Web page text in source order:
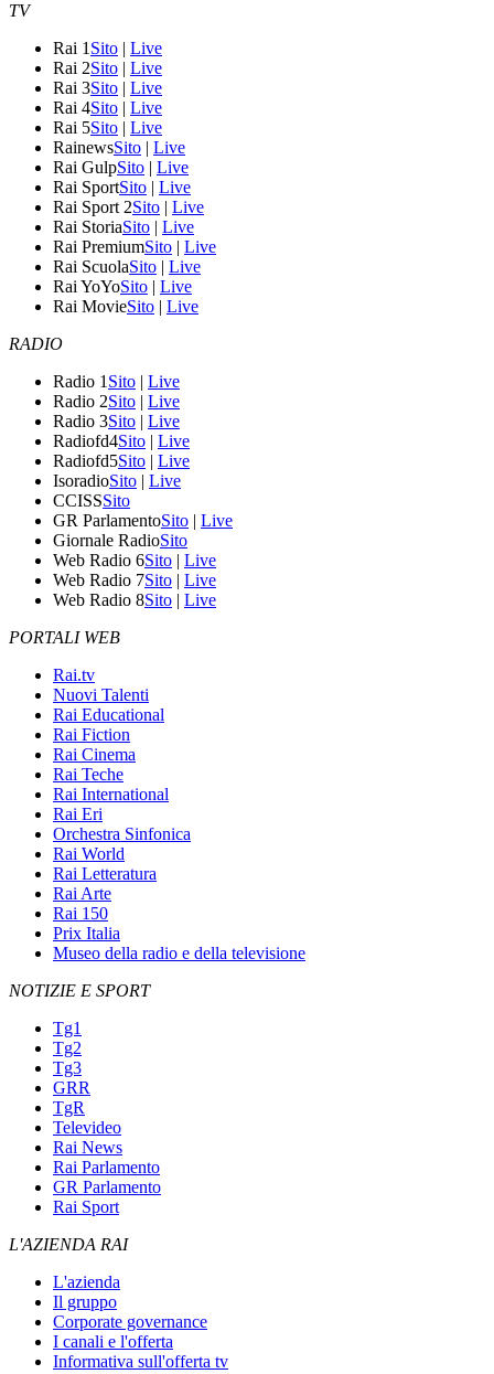
TV
Rai 1 Sito | Live
Rai 2Sito | Live
Rai 3Sito | Live
Rai 4Sito | Live
Rai 5Sito | Live
RainewsSito | Live
Rai GulpSito | Live
Rai SportSito | Live
Rai Sport 2Sito | Live
Rai StoriaSito | Live
Rai PremiumSito | Live
Rai ScuolaSito | Live
Rai YoYoSito | Live
Rai MovieSito | Live
RADIO
Radio 1 Sito | Live
Radio 2Sito | Live
Radio 3Sito | Live
Radiofd4Sito | Live
Radiofd5Sito | Live
IsoradioSito | Live
CCISSSito
GR ParlamentoSito | Live
Giornale RadioSito
Web Radio 6Sito | Live
Web Radio 7Sito | Live
Web Radio 8Sito | Live
PORTALI WEB
Rai.tv
Nuovi Talenti
Rai Educational
Rai Fiction
Rai Cinema
Rai Teche
Rai International
Rai Eri
Orchestra Sinfonica
Rai World
Rai Letteratura
Rai Arte
Rai 150
Prix Italia
Museo della radio e della televisione
NOTIZIE E SPORT
Tg1
Tg2
Tg3
GRR
TgR
Televideo
Rai News
Rai Parlamento
GR Parlamento
Rai Sport
L'AZIENDA RAI
L'azienda
Il gruppo
Corporate governance
I canali e l'offerta
Informativa sull'offerta tv